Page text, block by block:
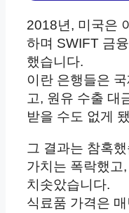
2018년, 미국은
하며 SWIFT 금
했습니다.
이란 은행들은
고, 원유 수출 대
받을 수도 없게
그 결과는 참혹
가치는 폭락했고
치솟았습니다.
식료품 가격은